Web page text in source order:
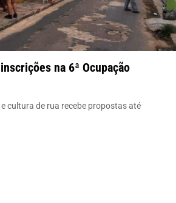
na 6ª Ocupação
cultura de rua recebe propostas até